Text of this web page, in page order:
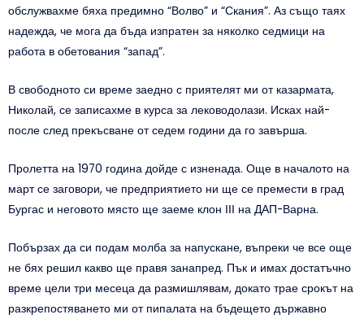
обслужвахме бяха предимно “Волво” и “Скания”. Аз също таях
надежда, че мога да бъда изпратен за няколко седмици на
работа в обетования “запад”.
В свободното си време заедно с приятелят ми от казармата,
Николай, се записахме в курса за леководолази. Исках най-
после след прекъсване от седем години да го завърша.
Пролетта на 1970 година дойде с изненада. Още в началото на
март се заговори, че предприятието ни ще се премести в град
Бургас и неговото място ще заеме клон ІІІ на ДАП-Варна.
Побързах да си подам молба за напускане, въпреки че все още
не бях решил какво ще правя занапред. Пък и имах достатъчно
време цели три месеца да размишлявам, докато трае срокът на
разкрепостяването ми от пипалата на бъдещето държавно